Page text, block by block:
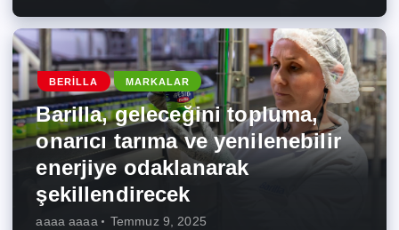
BERILLA MARKALAR
Barilla, geleceğini topluma,
onarıcı tarıma ve yenilenebilir
enerjiye odaklanarak
şekillendirecek
aaaa aaaa Temmuz 9, 2025